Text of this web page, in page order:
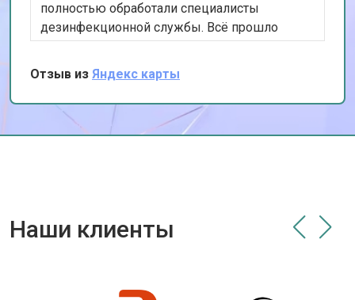
полностью обработали специалисты
дезинфекционной службы. Всё прошло
отлично, и больше никаких паразитов мы не
замечаем.
Отзыв из Яндекс карты
Наши клиенты